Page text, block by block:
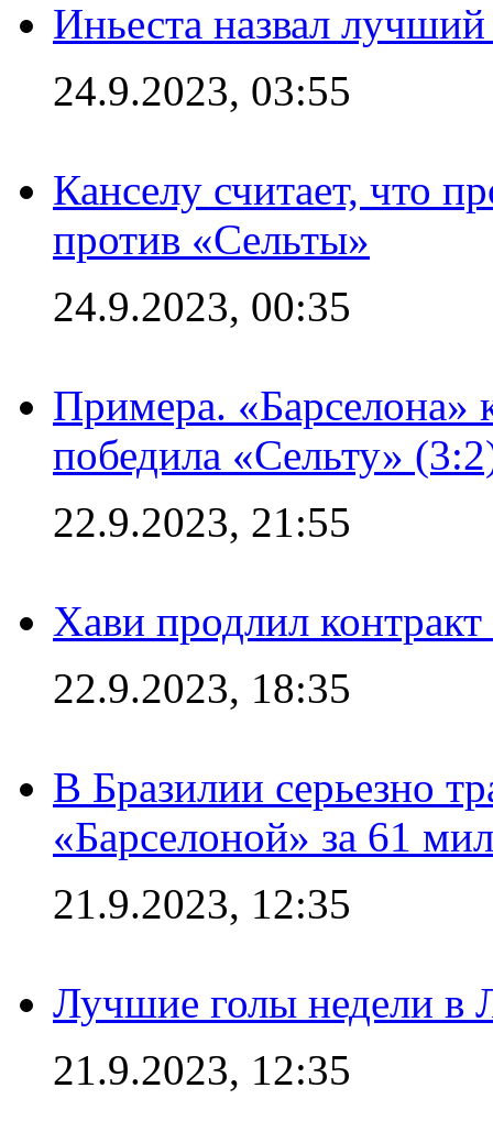
Иньеста назвал
24.9.2023, 03:55
Канселу считает, что
против «Сельты»
24.9.2023, 00:35
Примера. «Барселона»
победила «Сельту»
22.9.2023, 21:55
Хави продлил
22.9.2023, 18:35
В Бразилии серьезно
«Барселоной» за 61
21.9.2023, 12:35
Лучшие голы недели в
21.9.2023, 12:35